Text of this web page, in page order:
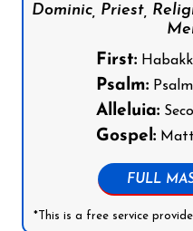
Dominic, Priest,
First:
Psalm:
Alleluia:
Gospel:
FULL
*This is a free service